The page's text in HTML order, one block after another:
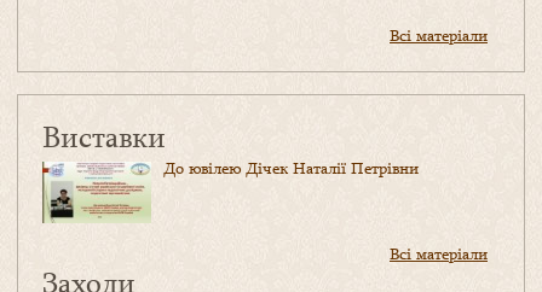
Всі матеріали
Виставки
До ювілею Дічек Наталії Петрівни
Всі матеріали
Заходи